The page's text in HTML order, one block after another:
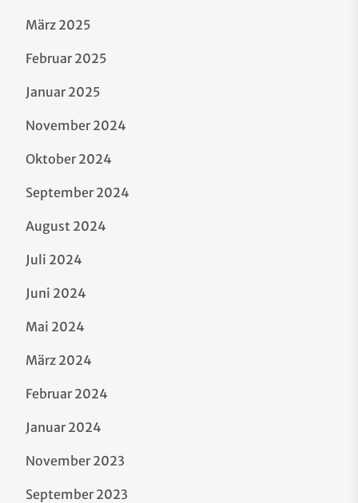
März 2025
Februar 2025
Januar 2025
November 2024
Oktober 2024
September 2024
August 2024
Juli 2024
Juni 2024
Mai 2024
März 2024
Februar 2024
Januar 2024
November 2023
September 2023